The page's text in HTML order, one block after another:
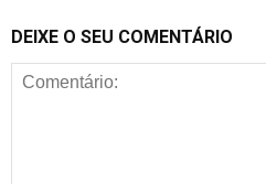
DEIXE O SEU COMENTÁRIO